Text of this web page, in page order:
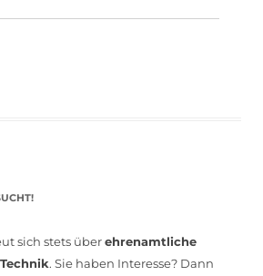
sich stets überehrenamtliche
. Sie haben Interesse? Dann